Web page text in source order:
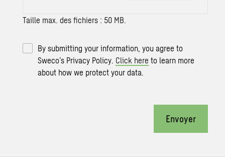
Taille max. des fichiers : 50 MB.
By submitting your information, you agree to
Sweco’s Privacy Policy. Click here to learn more
about how we protect your data.
Envoyer